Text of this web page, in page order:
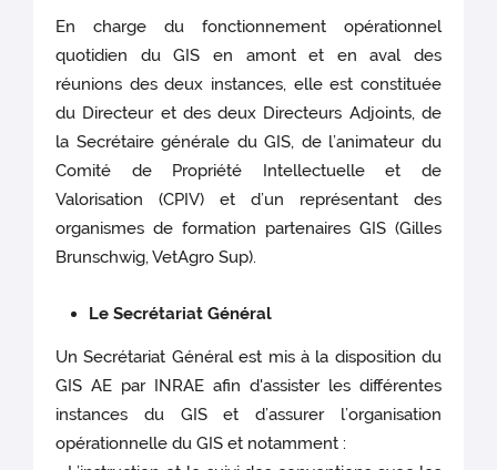
En charge du fonctionnement opérationnel
quotidien du GIS en amont et en aval des
réunions des deux instances, elle est constituée
du Directeur et des deux Directeurs Adjoints, de
la Secrétaire générale du GIS, de l’animateur du
Comité de Propriété Intellectuelle et de
Valorisation (CPIV) et d’un représentant des
organismes de formation partenaires GIS (Gilles
Brunschwig, VetAgro Sup).
Le Secrétariat Général
Un Secrétariat Général est mis à la disposition du
GIS AE par INRAE afin d'assister les différentes
instances du GIS et d’assurer l’organisation
opérationnelle du GIS et notamment :